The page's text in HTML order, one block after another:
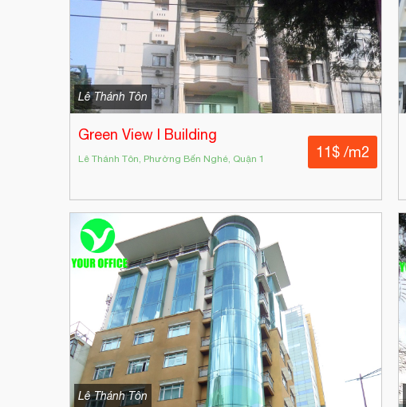
Lê Thánh Tôn
Green View I Building
Lê Thánh Tôn, Phường Bến Nghé, Quận 1 11$ /m2
Lê Thánh Tôn